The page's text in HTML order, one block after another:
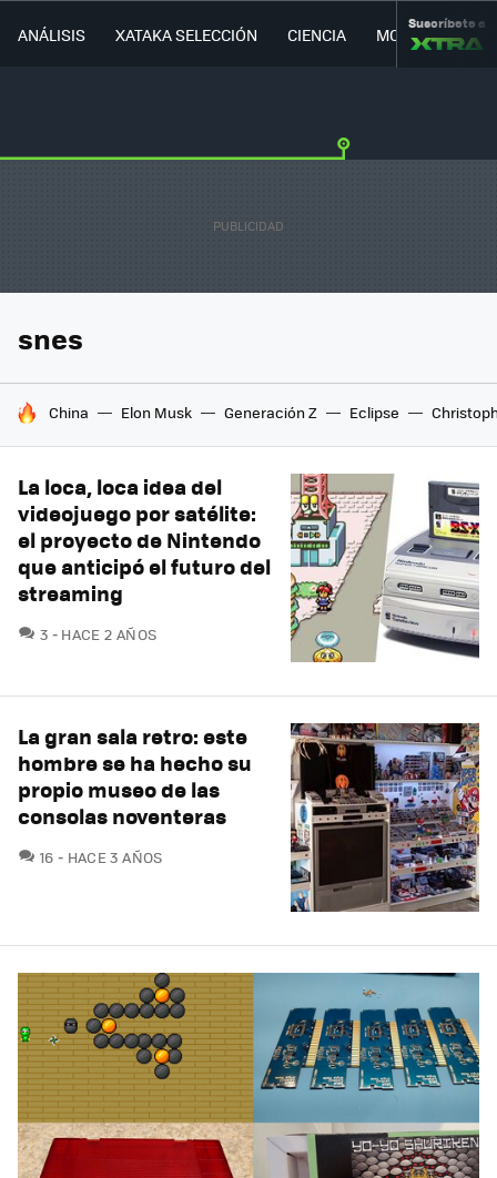
ANÁLISIS XATAKA SELECCIÓN CIENCIA MOVILIDAD
Suscríbete a
snes
HOY SE HABLA DE
China Elon Musk Generación Z Eclipse
La loca, loca idea del
videojuego por satélite:
el proyecto de Nintendo
que anticipó el futuro del
streaming
3 COMENTARIOS
HACE 2 AÑOS
La gran sala retro: este
hombre se ha hecho su
propio museo de las
consolas noventeras
16 COMENTARIOS
HACE 3 AÑOS